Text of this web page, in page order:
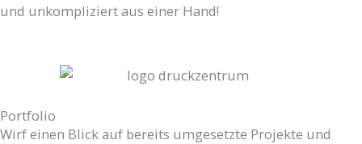
und unkompliziert aus einer Hand!
Portfolio
Wirf einen Blick auf bereits umgesetzte Projekte und